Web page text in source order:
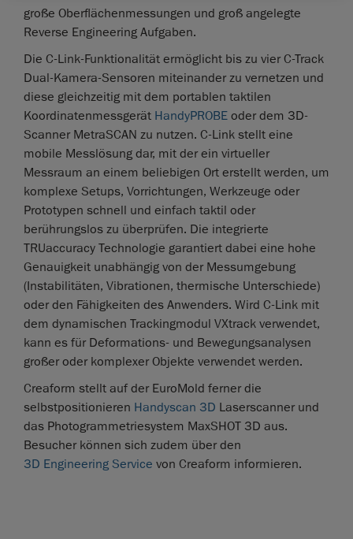
große Oberflächenmessungen und groß angelegte
Reverse Engineering Aufgaben.
Die C-Link-Funktionalität ermöglicht bis zu vier C-Track
Dual-Kamera-Sensoren miteinander zu vernetzen und
diese gleichzeitig mit dem portablen taktilen
Koordinatenmessgerät HandyPROBE oder dem 3D-
Scanner MetraSCAN zu nutzen. C-Link stellt eine
mobile Messlösung dar, mit der ein virtueller
Messraum an einem beliebigen Ort erstellt werden, um
komplexe Setups, Vorrichtungen, Werkzeuge oder
Prototypen schnell und einfach taktil oder
berührungslos zu überprüfen. Die integrierte
TRUaccuracy Technologie garantiert dabei eine hohe
Genauigkeit unabhängig von der Messumgebung
(Instabilitäten, Vibrationen, thermische Unterschiede)
oder den Fähigkeiten des Anwenders. Wird C-Link mit
dem dynamischen Trackingmodul VXtrack verwendet,
kann es für Deformations- und Bewegungsanalysen
großer oder komplexer Objekte verwendet werden.
Creaform stellt auf der EuroMold ferner die
selbstpositionieren Handyscan 3D Laserscanner und
das Photogrammetriesystem MaxSHOT 3D aus.
Besucher können sich zudem über den
3D Engineering Service von Creaform informieren.